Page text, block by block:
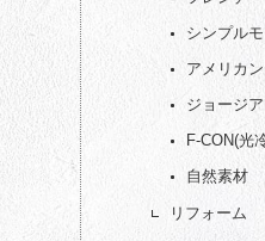
シンプル
アメリカン
ジョージ
F-CON(光
自然素材
リフォーム